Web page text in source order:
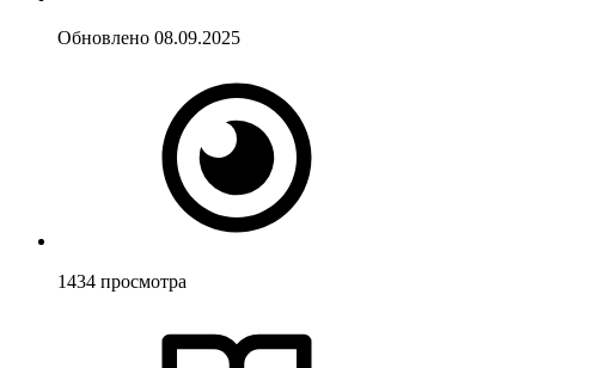
Обновлено 08.09.2025
1434 просмотра